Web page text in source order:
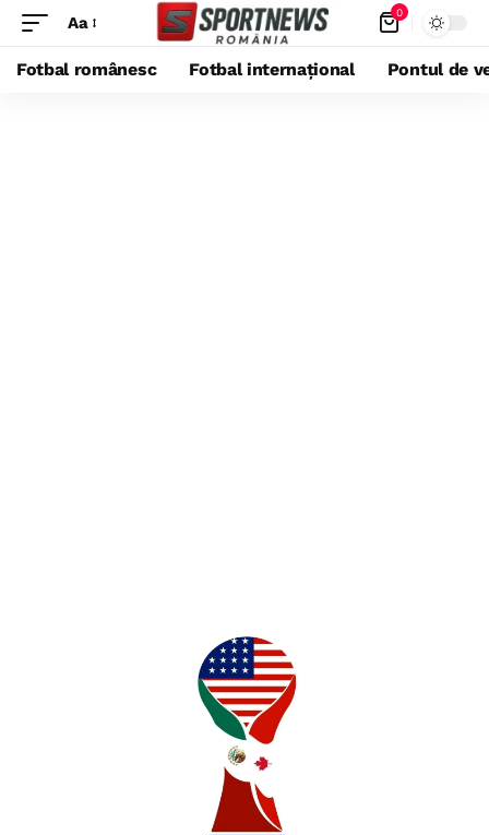
Aa 0
Fotbal românesc Fotbal internațional Pontul de